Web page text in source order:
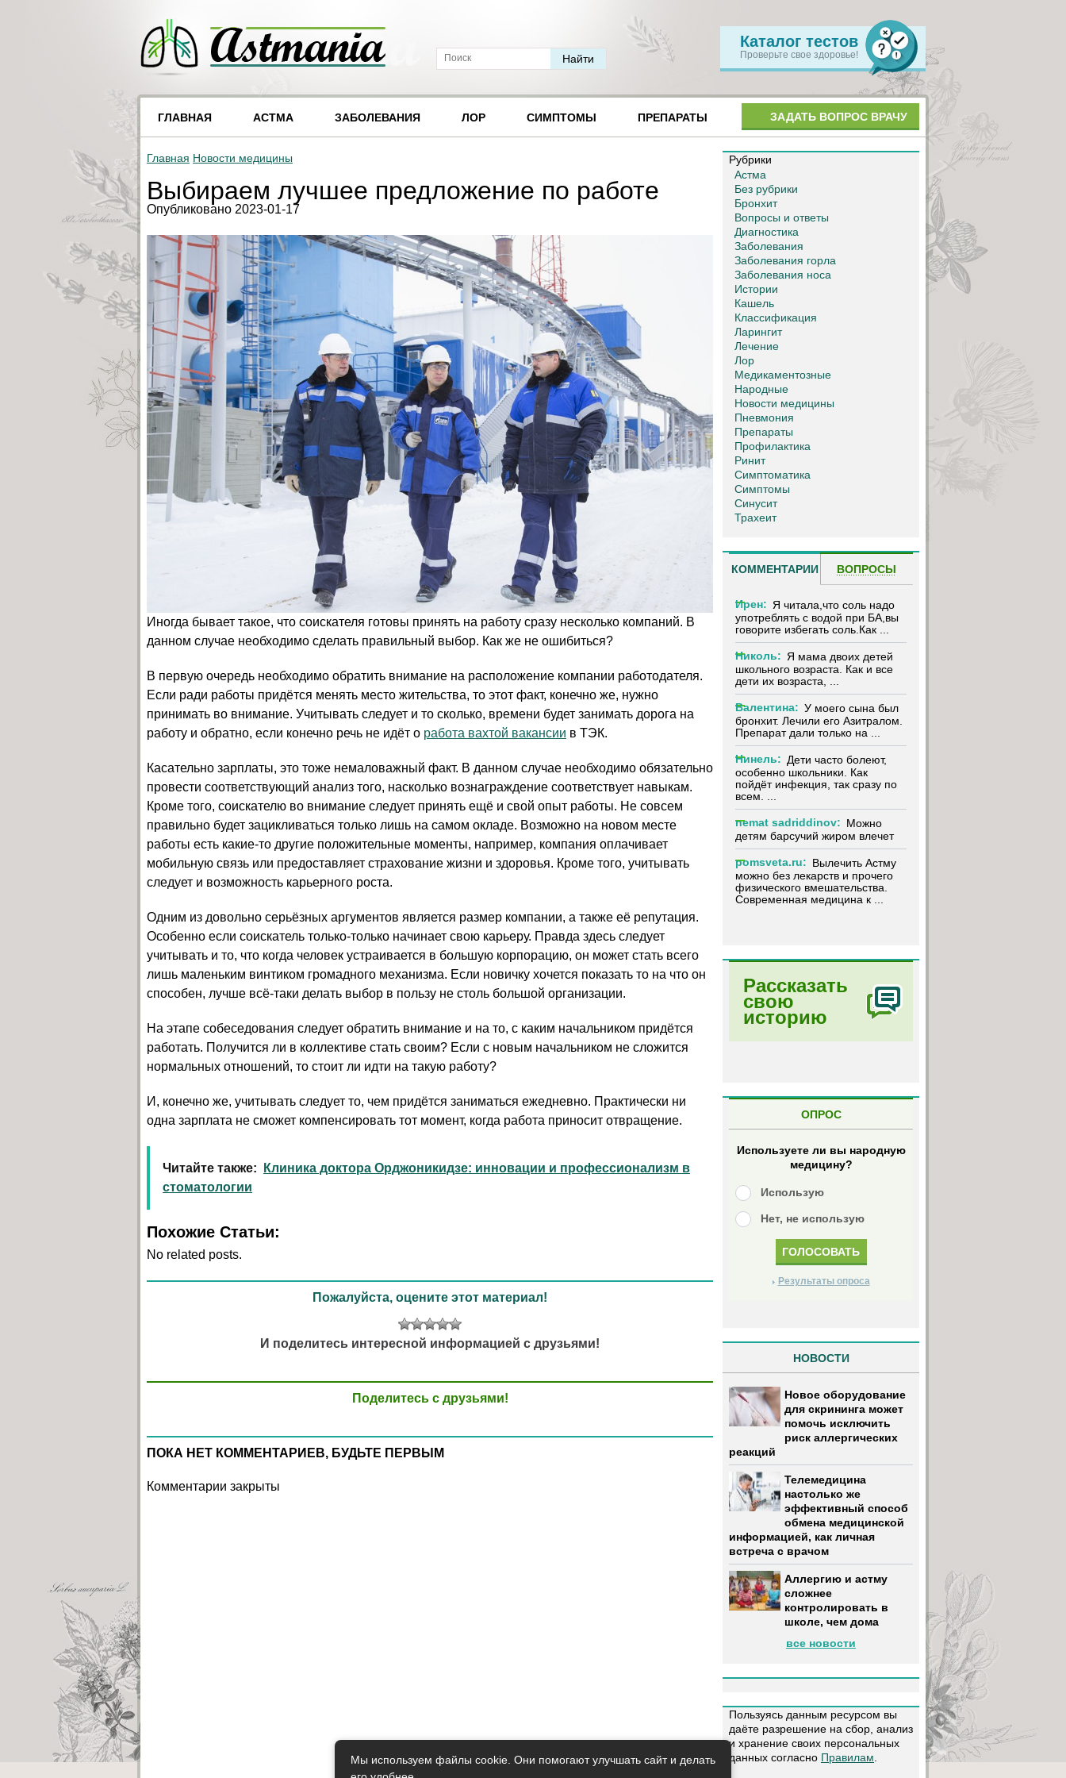
Каталог тестов
Проверьте свое здоровье!
ГЛАВНАЯ АСТМА ЗАБОЛЕВАНИЯ ЛОР СИМПТОМЫ ПРЕПАРАТЫ ЗАДАТЬ ВОПРОС ВРАЧУ
Главная Новости медицины
Выбираем лучшее предложение по работе
Опубликовано 2023-01-17
Иногда бывает такое, что соискателя готовы принять на работу сразу несколько компаний. В
данном случае необходимо сделать правильный выбор. Как же не ошибиться?
В первую очередь необходимо обратить внимание на расположение компании работодателя.
Если ради работы придётся менять место жительства, то этот факт, конечно же, нужно
принимать во внимание. Учитывать следует и то сколько, времени будет занимать дорога на
работу и обратно, если конечно речь не идёт о работа вахтой вакансии в ТЭК.
Касательно зарплаты, это тоже немаловажный факт. В данном случае необходимо обязательно
провести соответствующий анализ того, насколько вознаграждение соответствует навыкам.
Кроме того, соискателю во внимание следует принять ещё и свой опыт работы. Не совсем
правильно будет зацикливаться только лишь на самом окладе. Возможно на новом месте
работы есть какие-то другие положительные моменты, например, компания оплачивает
мобильную связь или предоставляет страхование жизни и здоровья. Кроме того, учитывать
следует и возможность карьерного роста.
Одним из довольно серьёзных аргументов является размер компании, а также её репутация.
Особенно если соискатель только-только начинает свою карьеру. Правда здесь следует
учитывать и то, что когда человек устраивается в большую корпорацию, он может стать всего
лишь маленьким винтиком громадного механизма. Если новичку хочется показать то на что он
способен, лучше всё-таки делать выбор в пользу не столь большой организации.
На этапе собеседования следует обратить внимание и на то, с каким начальником придётся
работать. Получится ли в коллективе стать своим? Если с новым начальником не сложится
нормальных отношений, то стоит ли идти на такую работу?
И, конечно же, учитывать следует то, чем придётся заниматься ежедневно. Практически ни
одна зарплата не сможет компенсировать тот момент, когда работа приносит отвращение.
Читайте также:
Клиника доктора Орджоникидзе: инновации и профессионализм в
стоматологии
Похожие Статьи:
No related posts.
Пожалуйста, оцените этот материал!
И поделитесь интересной информацией с друзьями!
Поделитесь с друзьями!
ПОКА НЕТ КОММЕНТАРИЕВ, БУДЬТЕ ПЕРВЫМ
Комментарии закрыты
Рубрики
Астма
Без рубрики
Бронхит
Вопросы и ответы
Диагностика
Заболевания
Заболевания горла
Заболевания носа
Истории
Кашель
Классификация
Ларингит
Лечение
Лор
Медикаментозные
Народные
Новости медицины
Пневмония
Препараты
Профилактика
Ринит
Симптоматика
Симптомы
Синусит
Трахеит
КОММЕНТАРИИ ВОПРОСЫ
Ирен: Я читала,что соль надо
употреблять с водой при БА,вы
говорите избегать соль.Как ...
Николь: Я мама двоих детей
школьного возраста. Как и все
дети их возраста, ...
Валентина: У моего сына был
бронхит. Лечили его Азитралом.
Препарат дали только на ...
Нинель: Дети часто болеют,
особенно школьники. Как
пойдёт инфекция, так сразу по
всем. ...
nemat sadriddinov: Можно
детям барсучий жиром влечет
pomsveta.ru: Вылечить Астму
можно без лекарств и прочего
физического вмешательства.
Современная медицина к ...
Рассказать
свою
историю
ОПРОС
Используете ли вы народную
медицину?
Использую
Нет, не использую
Результаты опроса
НОВОСТИ
Новое оборудование
для скрининга может
помочь исключить
риск аллергических
реакций
Телемедицина
настолько же
эффективный способ
обмена медицинской
информацией, как личная
встреча с врачом
Аллергию и астму
сложнее
контролировать в
школе, чем дома
все новости
Пользуясь данным ресурсом вы
даёте разрешение на сбор, анализ
и хранение своих персональных
данных согласно Правилам
Мы используем файлы cookie. Они помогают улучшать сайт и делать